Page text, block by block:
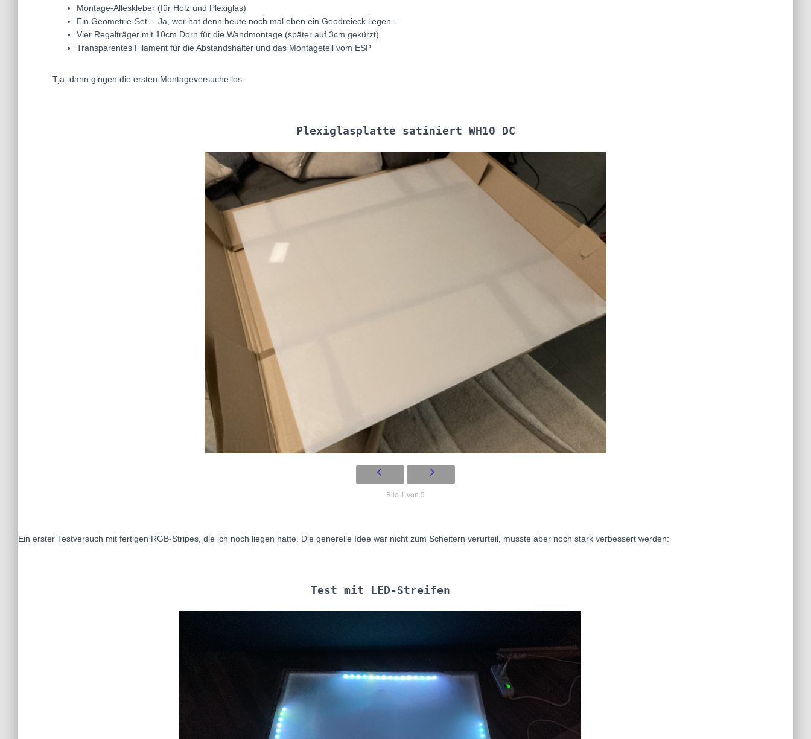
Montage-Alleskleber (für Holz und Plexiglas)
Ein Geometrie-Set… Ja, wer hat denn heute noch mal eben ein Geodreieck liegen…
Vier Regalträger mit 10cm Dorn für die Wandmontage (später auf 3cm gekürzt)
Transparentes Filament für die Abstandshalter und das Montageteil vom ESP
Tja, dann gingen die ersten Montageversuche los:
Plexiglasplatte satiniert WH10 DC
Bild 1 von 5
Ein erster Testversuch mit fertigen RGB-Stripes, die ich noch liegen hatte. Die generelle Idee war nicht zum Scheitern verurteil, musste aber noch stark verbessert werden:
Test mit LED-Streifen